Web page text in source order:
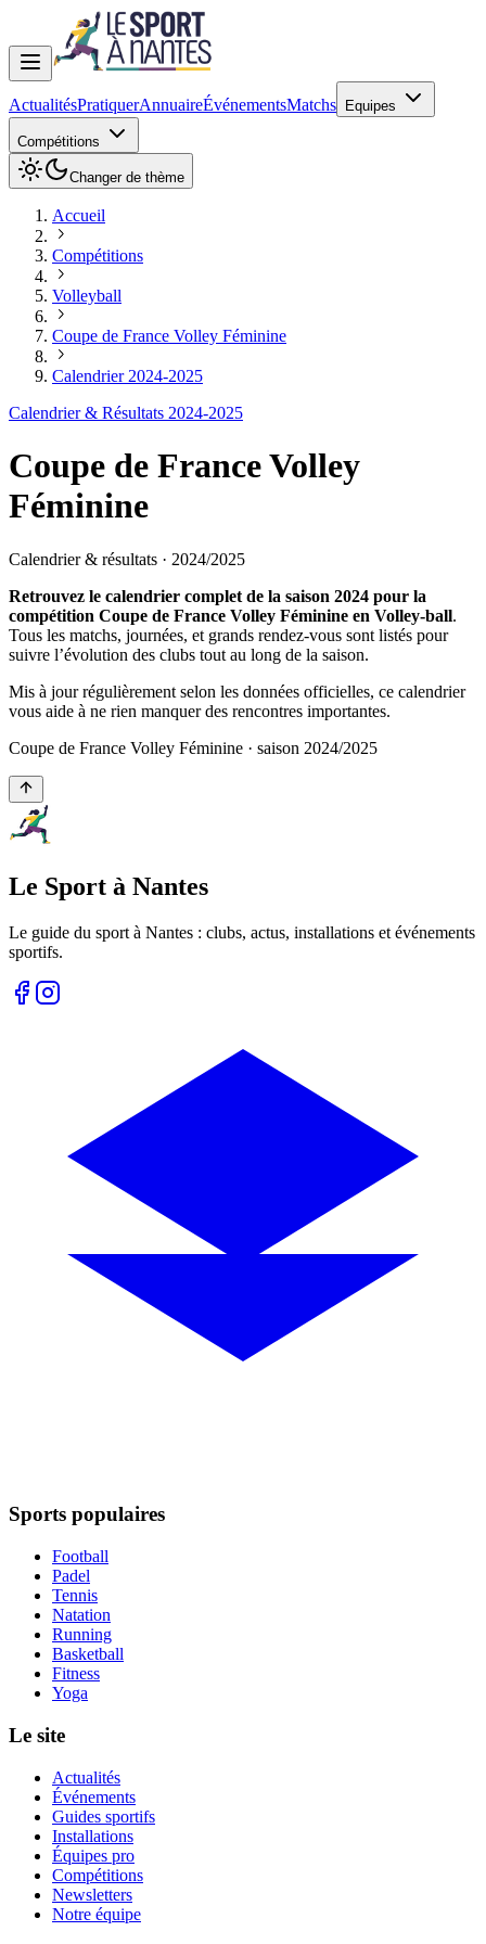
ActualitésPratiquerAnnuaireÉvénementsMatchs Equipes
Compétitions
Changer de thème
Accueil
Compétitions
Volleyball
Coupe de France Volley Féminine
Calendrier 2024-2025
Calendrier & Résultats 2024-2025
Coupe de France Volley
Féminine
Calendrier & résultats · 2024/2025
Retrouvez le calendrier complet de la saison 2024 pour la
compétition Coupe de France Volley Féminine en Volley-ball.
Tous les matchs, journées, et grands rendez-vous sont listés pour
suivre l’évolution des clubs tout au long de la saison.
Mis à jour régulièrement selon les données officielles, ce calendrier
vous aide à ne rien manquer des rencontres importantes.
Coupe de France Volley Féminine · saison 2024/2025
Le Sport à Nantes
Le guide du sport à Nantes : clubs, actus, installations et événements
sportifs.
Sports populaires
Football
Padel
Tennis
Natation
Running
Basketball
Fitness
Yoga
Le site
Actualités
Événements
Guides sportifs
Installations
Équipes pro
Compétitions
Newsletters
Notre équipe